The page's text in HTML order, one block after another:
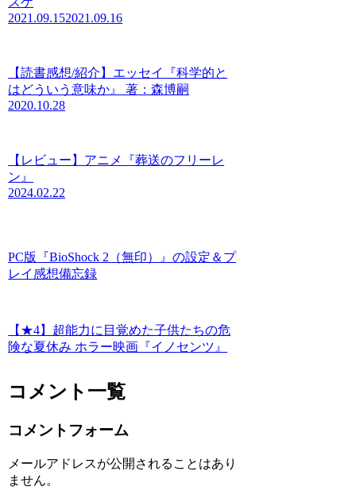
2021.09.152021.09.16
【読書感想/紹介】エッセイ『科学的と
はどういう意味か』 著：森博嗣
2020.10.28
【レビュー】アニメ『葬送のフリーレ
ン』
2024.02.22
PC版『BioShock 2（無印）』の設定＆プ
レイ感想備忘録
【★4】超能力に目覚めた子供たちの危
険な夏休み ホラー映画『イノセンツ』
コメント一覧
コメントフォーム
メールアドレスが公開されることはあり
ません。